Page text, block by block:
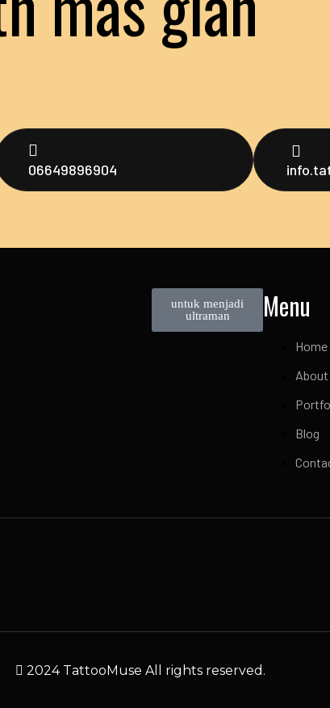
06649896904
untuk menjadi
ultraman
Menu
Home
About
Blog
2024 TattooMuse All rights reserved.